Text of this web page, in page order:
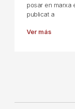
posar en marxa
publicat a
Ver más